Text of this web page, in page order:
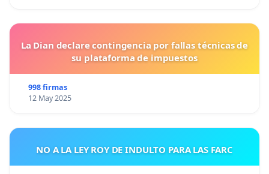
La Dian declare contingencia por fallas técnicas de
su plataforma de impuestos
998 firmas
12 May 2025
NO A LA LEY ROY DE INDULTO PARA LAS FARC